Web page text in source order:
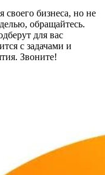
бизнеса, но не
обращайтесь.
для вас
с задачами и
Звоните!